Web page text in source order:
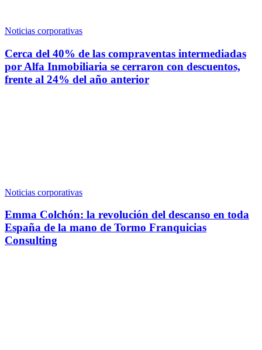
Noticias corporativas
Cerca del 40% de las compraventas intermediadas
por Alfa Inmobiliaria se cerraron con descuentos,
frente al 24% del año anterior
Noticias corporativas
Emma Colchón: la revolución del descanso en toda
España de la mano de Tormo Franquicias
Consulting